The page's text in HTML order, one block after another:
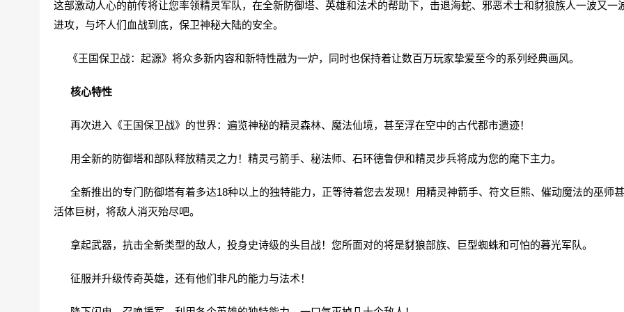
这部激动人心的前传将让您率领精灵军队，在全新防御塔、英雄和法术的帮助下，击退海蛇、邪恶术士和豺狼族人一波又一
进攻，与坏人们血战到底，保卫神秘大陆的安全。
《王国保卫战：起源》将众多新内容和新特性融为一炉，同时也保持着让数百万玩家挚爱至今的系列经典画风。
核心特性
再次进入《王国保卫战》的世界：遍览神秘的精灵森林、魔法仙境，甚至浮在空中的古代都市遗迹！
用全新的防御塔和部队释放精灵之力！精灵弓箭手、秘法师、石环德鲁伊和精灵步兵将成为您的麾下主力。
全新推出的专门防御塔有着多达18种以上的独特能力，正等待着您去发现！用精灵神箭手、符文巨熊、催动魔法的巫师
活体巨树，将敌人消灭殆尽吧。
拿起武器，抗击全新类型的敌人，投身史诗级的头目战！您所面对的将是豺狼部族、巨型蜘蛛和可怕的暮光军队。
征服并升级传奇英雄，还有他们非凡的能力与法术！